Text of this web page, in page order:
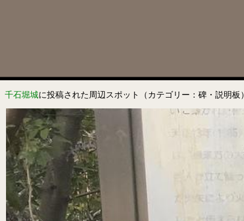
千石堀城に投稿された周辺スポット（カテゴリー：碑・説明板